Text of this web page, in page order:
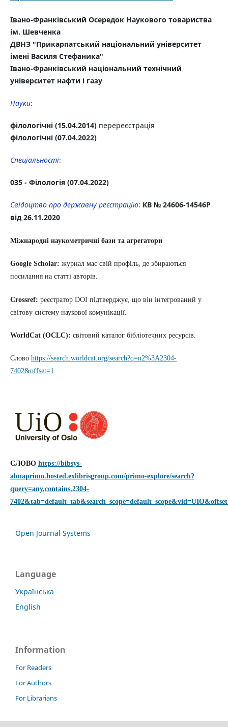
Івано-Франківський Осередок Наукового товариства
ім. Шевченка
ДВНЗ "Прикарпатський національний університет
імені Василя Стефаника"
Івано-Франківський національний технічний
університет нафти і газу
Науки:
філологічні (15.04.2014)перереєстрація
філологічні (07.04.2022)
Спеціальності:
035 - Філологія (07.04.2022)
Свідоцтво про державну реєстрацію: КВ № 24606-14546P
від 26.11.2020
Міжнародні наукометричні бази та агрегатори
Google Scholar: журнал має свій профіль, де збираються
посилання на статті авторів.
Crossref: реєстратор DOI підтверджує, що він інтегрований у
світову систему наукової комунікації.
WorldCat (OCLC): світовий каталог бібліотечних ресурсів.
Слово https://search.worldcat.org/search?q=n2%3A2304-
7402&offset=1
СЛОВО https://bibsys-
almaprimo.hosted.exlibrisgroup.com/primo-explore/search?
query=any,contains,2304-
Open Journal Systems
Language
Українська
English
Information
For Readers
For Authors
For Librarians